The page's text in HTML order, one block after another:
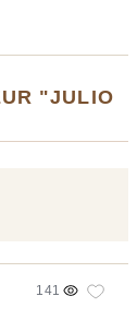
"JULIO
141